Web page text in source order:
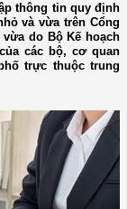
thông tin quy định
và vừa trên Cổng
do Bộ Kế hoạch
các bộ, cơ quan
trực thuộc trung